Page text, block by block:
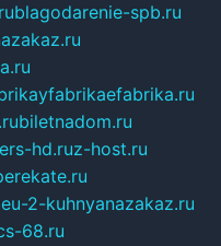
blagodarenie-spb.ru
biletnadom.ru
hd.ruz-host.ru
2-kuhnyanazakaz.ru
68.ru